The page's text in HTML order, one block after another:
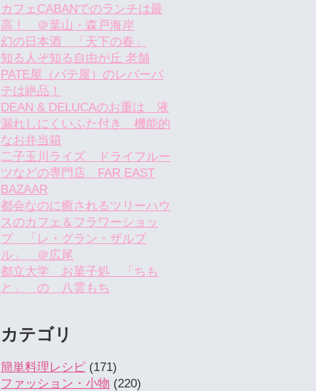
カフェCABANでのランチは最
高！ ＠葉山・森戸海岸
幻の日本酒 「天下の春」
知る人ぞ知る自由が丘 老舗
PATE屋（パテ屋）のレバーパ
テは絶品！
DEAN & DELUCAのお重は 液
漏れしにくいふた付き 機能的
なお弁当箱
二子玉川ライズ ドライフルー
ツなどの専門店 FAR EAST
BAZAAR
都会なのに癒されるツリーハウ
スのカフェ＆フラワーショッ
プ 「レ・グラン・ザルブ
ル」 ＠広尾
都立大学 お菓子処 「ちも
と」 の 八雲もち
カテゴリ
簡単料理レシピ (171)
ファッション・小物 (220)